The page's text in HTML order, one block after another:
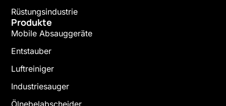
Rüstungsindustrie
Produkte
Mobile Absauggeräte
Entstauber
Luftreiniger
Industriesauger